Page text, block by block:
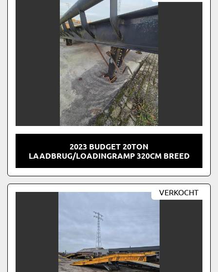
2023 BUDGET 20TON
LAADBRUG/LOADINGRAMP 320CM BREED
VERKOCHT